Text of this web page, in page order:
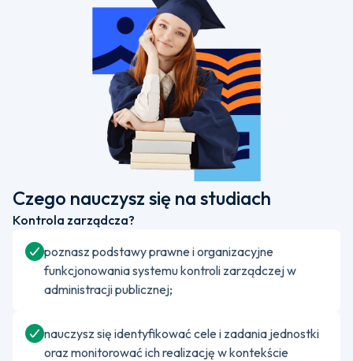
Czego nauczysz się na studiach
Kontrola zarządcza?
poznasz podstawy prawne i organizacyjne
funkcjonowania systemu kontroli zarządczej w
administracji publicznej;
nauczysz się identyfikować cele i zadania jednostki
oraz monitorować ich realizację w kontekście